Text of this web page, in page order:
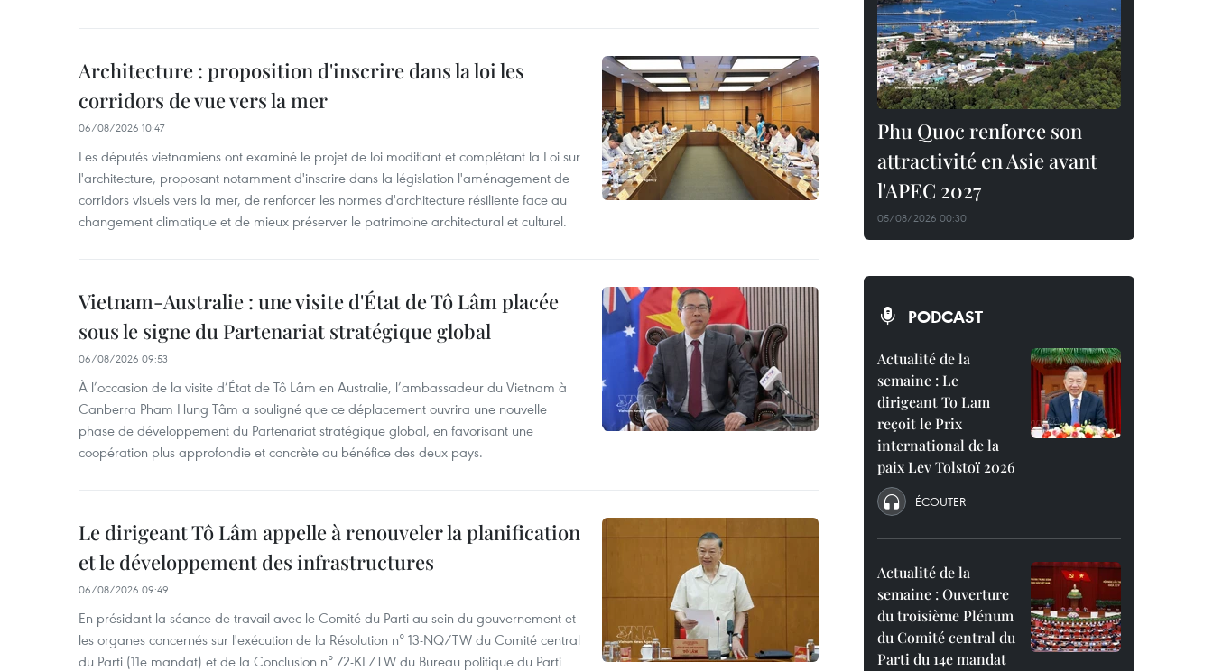
Architecture : proposition d'inscrire dans la loi les
corridors de vue vers la mer
06/08/2026 10:47
Les députés vietnamiens ont examiné le projet de loi modifiant et complétant la Loi sur
l'architecture, proposant notamment d'inscrire dans la législation l'aménagement de
corridors visuels vers la mer, de renforcer les normes d'architecture résiliente face au
changement climatique et de mieux préserver le patrimoine architectural et culturel.
Vietnam-Australie : une visite d'État de Tô Lâm placée
sous le signe du Partenariat stratégique global
06/08/2026 09:53
À l’occasion de la visite d’État de Tô Lâm en Australie, l’ambassadeur du Vietnam à
Canberra Pham Hung Tâm a souligné que ce déplacement ouvrira une nouvelle
phase de développement du Partenariat stratégique global, en favorisant une
coopération plus approfondie et concrète au bénéfice des deux pays.
Le dirigeant Tô Lâm appelle à renouveler la planification
et le développement des infrastructures
06/08/2026 09:49
En présidant la séance de travail avec le Comité du Parti au sein du gouvernement et
les organes concernés sur l'exécution de la Résolution n° 13-NQ/TW du Comité central
du Parti (11e mandat) et de la Conclusion n° 72-KL/TW du Bureau politique du Parti
Phu Quoc renforce son
attractivité en Asie avant
l'APEC 2027
05/08/2026 00:30
PODCAST
Actualité de la
semaine : Le
dirigeant To Lam
reçoit le Prix
international de la
paix Lev Tolstoï 2026
ÉCOUTER
Actualité de la
semaine : Ouverture
du troisième Plénum
du Comité central du
Parti du 14e mandat